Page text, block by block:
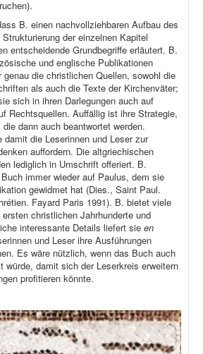
B. einen nachvollziehbaren Aufbau des
der einzelnen Kapitel
entscheidende Grundbegriffe erläutert. B.
und englische Publikationen
die christlichen Quellen, sowohl die
als auch die Texte der Kirchenväter;
sich in ihren Darlegungen auch auf
Rechtsquellen. Auffällig ist ihre Strategie,
dann auch beantwortet werden.
damit die Leserinnen und Leser zur
auffordern. Die altgriechischen
lediglich in Umschrift offeriert. B.
immer wieder auf Paulus, dem sie
gewidmet hat (Dies., Saint Paul.
Fayard Paris 1991). B. bietet viele
christlichen Jahrhunderte und
interessante Details liefert sie en
und Leser ihre Ausführungen
Es wäre nützlich, wenn das Buch auch
würde, damit sich der Leserkreis erweitern
profitieren könnte.